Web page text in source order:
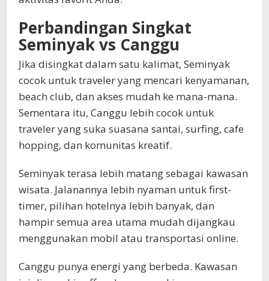
Perbandingan Singkat
Seminyak vs Canggu
Jika disingkat dalam satu kalimat, Seminyak
cocok untuk traveler yang mencari kenyamanan,
beach club, dan akses mudah ke mana-mana.
Sementara itu, Canggu lebih cocok untuk
traveler yang suka suasana santai, surfing, cafe
hopping, dan komunitas kreatif.
Seminyak terasa lebih matang sebagai kawasan
wisata. Jalanannya lebih nyaman untuk first-
timer, pilihan hotelnya lebih banyak, dan
hampir semua area utama mudah dijangkau
menggunakan mobil atau transportasi online.
Canggu punya energi yang berbeda. Kawasan